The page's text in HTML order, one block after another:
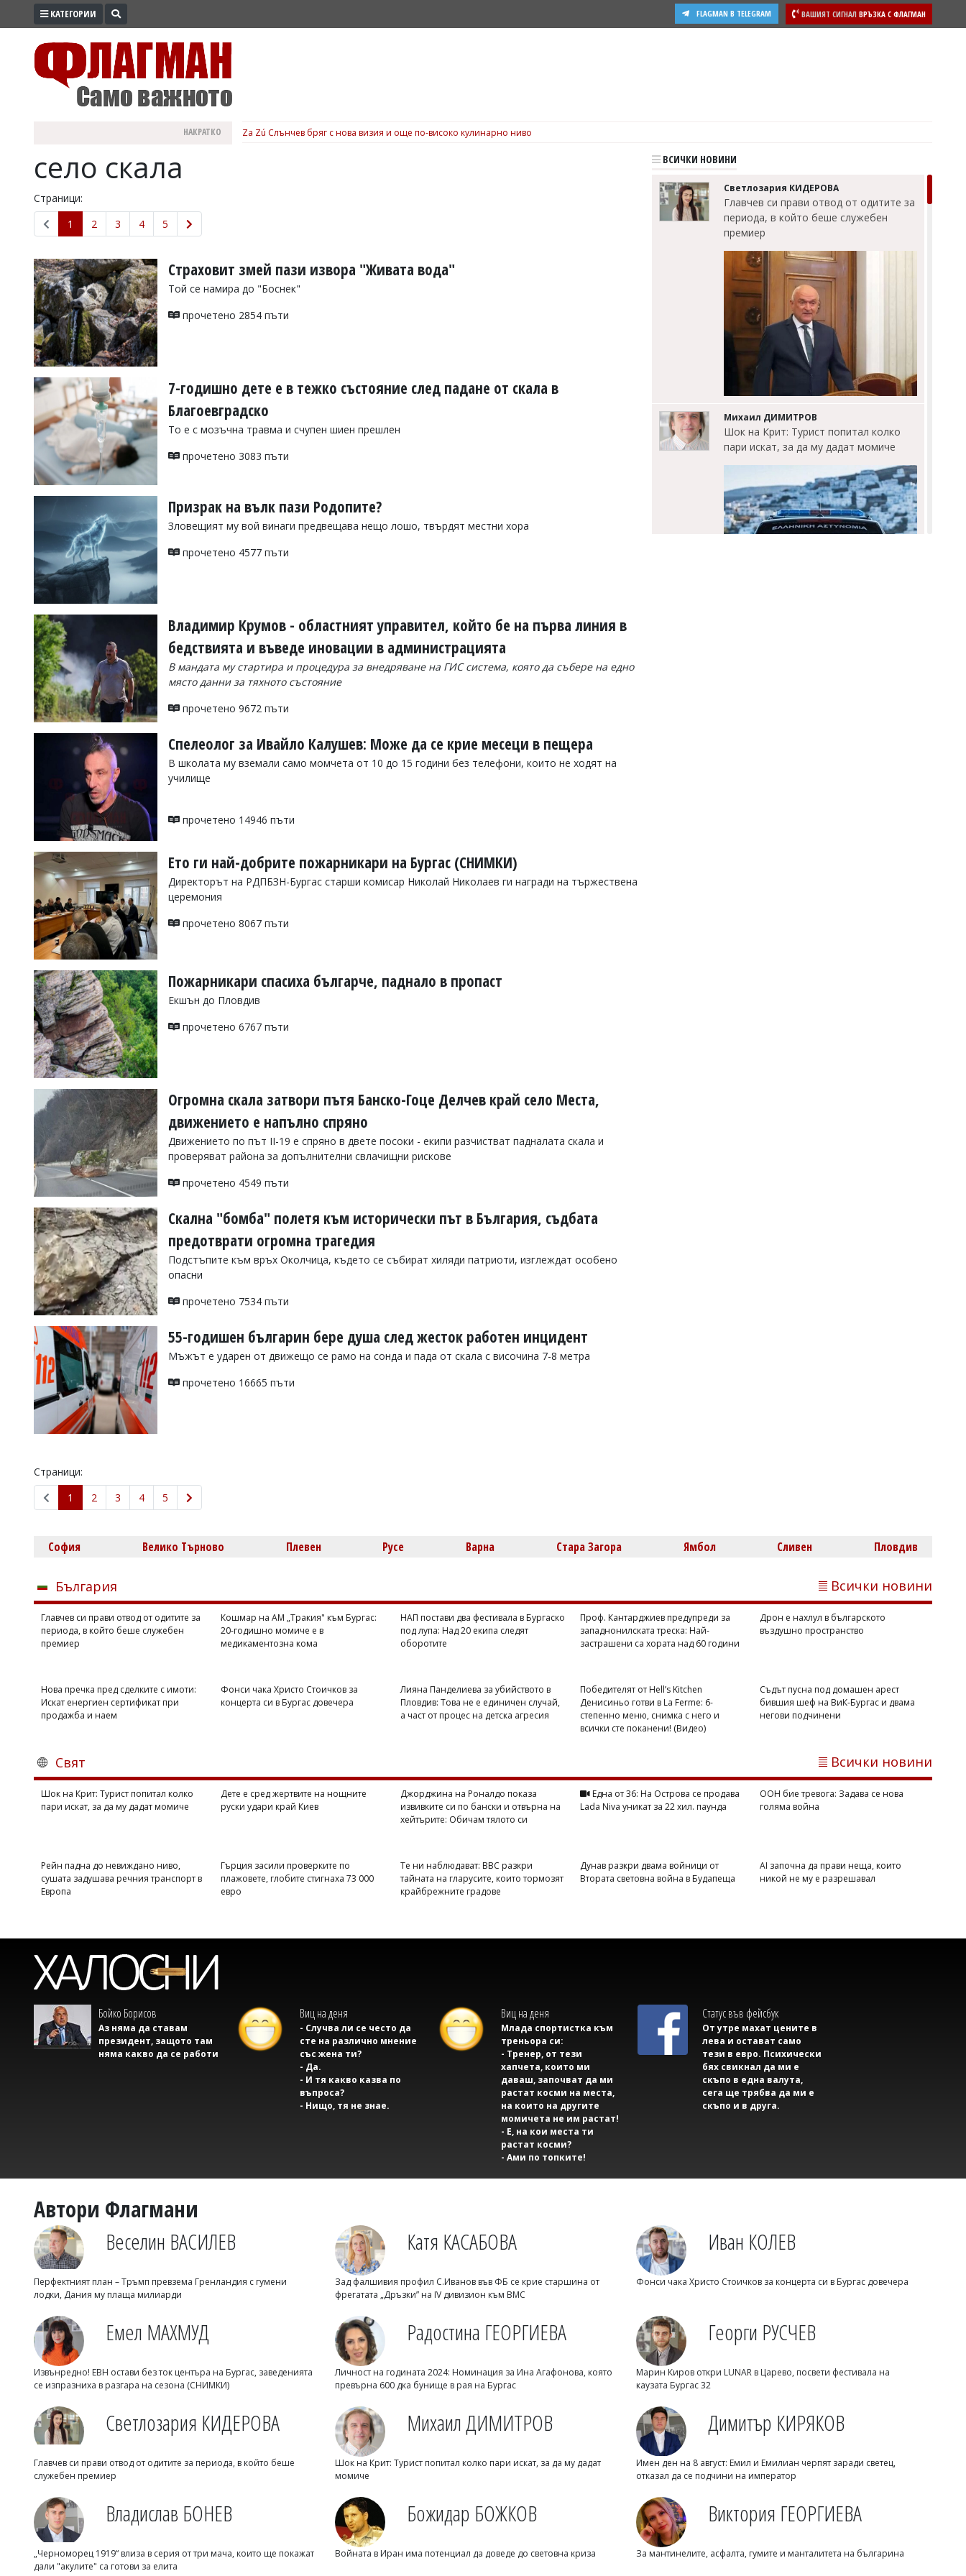
ПРОМО
ЗДРАВЕ
ПОЛИТИКА
ОБЩИНИ
ОБЩЕСТВО
ЛАЙФСТАЙЛ
ВОЙНАТА
УКРАЙНА
СПОРТ
РАЗСЛЕДВАНЕ
БИЗНЕС
Управители:
Веселин
Василев,
v.vasilev@flagman.bg
k.kassabova@flagman.bg
Главен
редактор:
Колев,
office@flagman.bg
Коментарите
статиите
въвеждат
читателите
откриете
обиден
коментар,
сигнализирайте
КАТЕГОРИИ ВАШИЯТ СИГНАЛ ВРЪЗКА С ФЛАГМАН
FLAGMAN В TELEGRAM
НАКРАТКО Za Zú Слънчев бряг с нова визия и още по-високо кулинарно ниво
село скала
Страници:
1
2 3 4 5
Страховит змей пази извора "Живата вода"
Той се намира до "Боснек"
прочетено 2854 пъти
7-годишно дете е в тежко състояние след падане от скала в
Благоевградско
То е с мозъчна травма и счупен шиен прешлен
прочетено 3083 пъти
Призрак на вълк пази Родопите?
Зловещият му вой винаги предвещава нещо лошо, твърдят местни хора
прочетено 4577 пъти
Владимир Крумов - областният управител, който бе на първа линия в
бедствията и въведе иновации в администрацията
В мандата му стартира и процедура за внедряване на ГИС система, която да събере на едно
място данни за тяхното състояние
прочетено 9672 пъти
Спелеолог за Ивайло Калушев: Може да се крие месеци в пещера
В школата му вземали само момчета от 10 до 15 години без телефони, които не ходят на
училище
прочетено 14946 пъти
Ето ги най-добрите пожарникари на Бургас (СНИМКИ)
Директорът на РДПБЗН-Бургас старши комисар Николай Николаев ги награди на тържествена
церемония
прочетено 8067 пъти
Пожарникари спасиха българче, паднало в пропаст
Екшън до Пловдив
прочетено 6767 пъти
Огромна скала затвори пътя Банско-Гоце Делчев край село Места,
движението е напълно спряно
Движението по път II-19 е спряно в двете посоки - екипи разчистват падналата скала и
проверяват района за допълнителни свлачищни рискове
прочетено 4549 пъти
Скална "бомба" полетя към исторически път в България, съдбата
предотврати огромна трагедия
Подстъпите към връх Околчица, където се събират хиляди патриоти, изглеждат особено
опасни
прочетено 7534 пъти
55-годишен българин бере душа след жесток работен инцидент
Мъжът е ударен от движещо се рамо на сонда и пада от скала с височина 7-8 метра
прочетено 16665 пъти
Страници:
1
2 3 4 5
ВСИЧКИ НОВИНИ
Светлозария КИДЕРОВА
Главчев си прави отвод от одитите за
периода, в който беше служебен
премиер
Михаил ДИМИТРОВ
Шок на Крит: Турист попитал колко
пари искат, за да му дадат момиче
Джорджина на Роналдо показа
хейтърите: Обичам тялото си
Светлозария КИДЕРОВА
Една от 36: На Острова се продава
Lada Niva уникат за 22 хил. паунда
Светлозария КИДЕРОВА
области, следобед идват бури и
градушки
София Велико Търново Плевен Русе Варна Стара Загора Ямбол Сливен Пловдив
България Всички новини
Главчев си прави отвод от одитите за
периода, в който беше служебен
премиер
Кошмар на АМ „Тракия" към Бургас:
20-годишно момиче е в
медикаментозна кома
НАП постави два фестивала в Бургаско
под лупа: Над 20 екипа следят
оборотите
Проф. Кантарджиев предупреди за
западнонилската треска: Най-
застрашени са хората над 60 години
Дрон е нахлул в българското
въздушно пространство
Нова пречка пред сделките с имоти:
Искат енергиен сертификат при
продажба и наем
Фонси чака Христо Стоичков за
концерта си в Бургас довечера
Лияна Панделиева за убийството в
Пловдив: Това не е единичен случай,
а част от процес на детска агресия
Победителят от Hell’s Kitchen
Денисиньо готви в La Ferme: 6-
степенно меню, снимка с него и
всички сте поканени! (Видео)
Съдът пусна под домашен арест
бившия шеф на ВиК-Бургас и двама
негови подчинени
Свят Всички новини
Шок на Крит: Турист попитал колко
пари искат, за да му дадат момиче
Дете е сред жертвите на нощните
руски удари край Киев
Джорджина на Роналдо показа
извивките си по бански и отвърна на
хейтърите: Обичам тялото си
Една от 36: На Острова се продава
Lada Niva уникат за 22 хил. паунда
ООН бие тревога: Задава се нова
голяма война
Рейн падна до невиждано ниво,
сушата задушава речния транспорт в
Европа
Гърция засили проверките по
плажовете, глобите стигнаха 73 000
евро
Те ни наблюдават: BBC разкри
тайната на гларусите, които тормозят
крайбрежните градове
Дунав разкри двама войници от
Втората световна война в Будапеща
AI започна да прави неща, които
никой не му е разрешавал
Бойко Борисов
Аз няма да ставам
президент, защото там
няма какво да се работи
Виц на деня
- Случва ли се често да
сте на различно мнение
със жена ти?
- Да.
- И тя какво казва по
въпроса?
- Нищо, тя не знае.
Виц на деня
Млада спортистка към
треньора си:
- Тренер, от тези
хапчета, които ми
даваш, започват да ми
растат косми на места,
на които на другите
момичета не им растат!
- Е, на кои места ти
растат косми?
- Ами по топките!
Статус във фейсбук
От утре махат цените в
лева и остават само
тези в евро. Психически
бях свикнал да ми е
скъпо в една валута,
сега ще трябва да ми е
скъпо и в друга.
Автори Флагмани
Веселин ВАСИЛЕВ
Перфектният план – Тръмп превзема Гренландия с гумени
лодки, Дания му плаща милиарди
Катя КАСАБОВА
Зад фалшивия профил С.Иванов във ФБ се крие старшина от
фрегатата „Дръзки” на IV дивизион към ВМС
Иван КОЛЕВ
Фонси чака Христо Стоичков за концерта си в Бургас довечера
Емел МАХМУД
Извънредно! ЕВН остави без ток центъра на Бургас, заведенията
се изпразниха в разгара на сезона (СНИМКИ)
Радостина ГЕОРГИЕВА
Личност на годината 2024: Номинация за Ина Агафонова, която
превърна 600 дка бунище в рая на Бургас
Георги РУСЧЕВ
Марин Киров откри LUNAR в Царево, посвети фестивала на
каузата Бургас 32
Светлозария КИДЕРОВА
Главчев си прави отвод от одитите за периода, в който беше
служебен премиер
Михаил ДИМИТРОВ
Шок на Крит: Турист попитал колко пари искат, за да му дадат
момиче
Димитър КИРЯКОВ
Имен ден на 8 август: Емил и Емилиан черпят заради светец,
отказал да се подчини на император
Владислав БОНЕВ
„Черноморец 1919“ влиза в серия от три мача, които ще покажат
дали "акулите" са готови за елита
Божидар БОЖКОВ
Войната в Иран има потенциал да доведе до световна криза
Виктория ГЕОРГИЕВА
За мантинелите, асфалта, гумите и манталитета на българина